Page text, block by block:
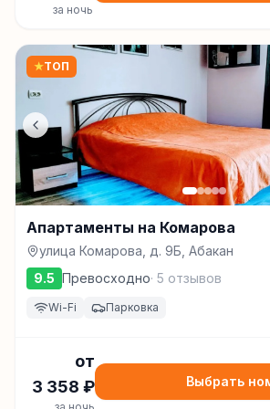
за ночь
★ТОП
Апартаменты на Комарова
улица Комарова, д. 9Б, Абакан
9.5 Превосходно· 5 отзывов
Wi-Fi Парковка
от
3 358 ₽ Выбрать